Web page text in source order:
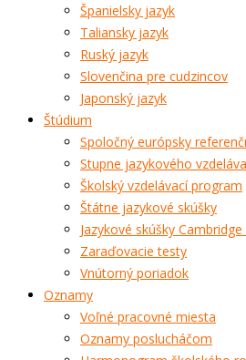
Španielsky jazyk
Taliansky jazyk
Ruský jazyk
Slovenčina pre cudzincov
Japonský jazyk
Štúdium
Spoločný európsky
Stupne jazykového
Školský vzdelávací program
Štátne jazykové skúšky
Jazykové skúšky Cambridge
Zaraďovacie testy
Vnútorný poriadok
Oznamy
Voľné pracovné miesta
Oznamy poslucháčom